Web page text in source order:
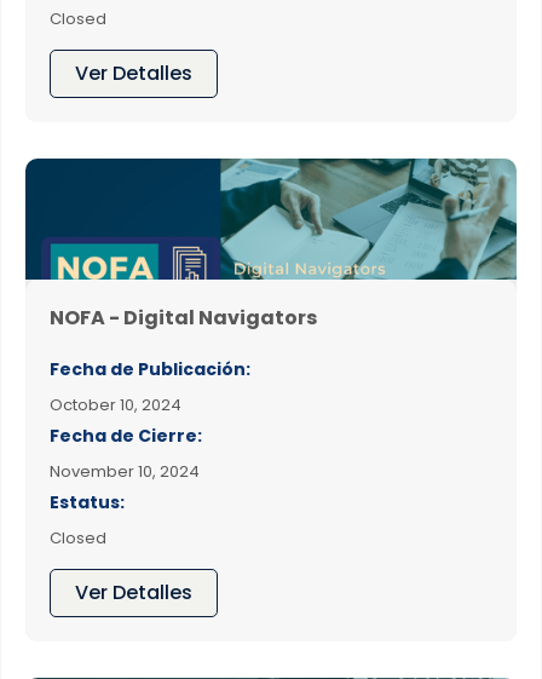
Closed
Ver Detalles
NOFA - Digital Navigators
Fecha de Publicación:
October 10, 2024
Fecha de Cierre:
November 10, 2024
Estatus:
Closed
Ver Detalles